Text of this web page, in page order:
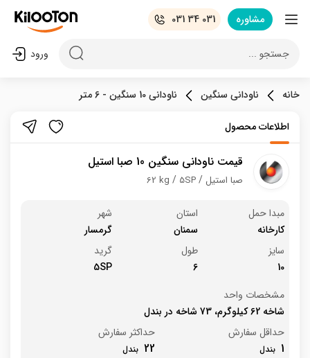
مشاوره 031 34 031
جستجو ... ورود
خانه ناودانی سنگین ناودانی 10 سنگین - 6 متر
اطلاعات محصول
قیمت ناودانی سنگین 10 صبا استیل
62 kg 5SP صبا استیل
مبدا حمل
کارخانه
استان
سمنان
شهر
گرمسار
سایز
10
طول
6
گرید
5SP
مشخصات واحد
شاخه 62 کیلوگرم، 73 شاخه در بندل
حداقل سفارش
1
حداکثر سفارش
22